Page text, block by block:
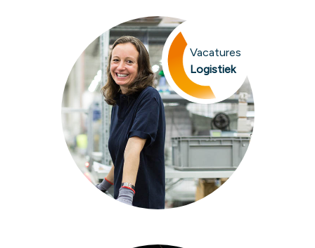
Vacatures
Logistiek